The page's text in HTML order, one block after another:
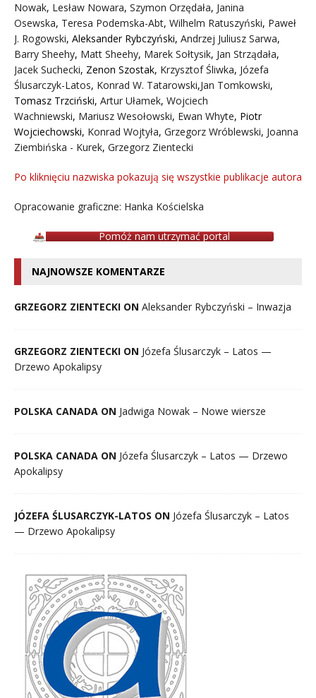
Nowak, Lesław Nowara, Szymon Orzędała, Janina
Osewska, Teresa Podemska-Abt, Wilhelm Ratuszyński, Paweł
J. Rogowski, Aleksander Rybczyński, Andrzej Juliusz Sarwa,
Barry Sheehy, Matt Sheehy, Marek Sołtysik, Jan Strządała,
Jacek Suchecki, Zenon Szostak, Krzysztof Śliwka, Józefa
Ślusarczyk-Latos, Konrad W. Tatarowski,Jan Tomkowski,
Tomasz Trzciński, Artur Ułamek, Wojciech
Wachniewski, Mariusz Wesołowski, Ewan Whyte, Piotr
Wojciechowski, Konrad Wojtyła, Grzegorz Wróblewski, Joanna
Ziembińska - Kurek, Grzegorz Zientecki
Po kliknięciu nazwiska pokazują się wszystkie publikacje autora
Opracowanie graficzne: Hanka Kościelska
Pomóż nam utrzymać portal
NAJNOWSZE KOMENTARZE
GRZEGORZ ZIENTECKI ON Aleksander Rybczyński – Inwazja
GRZEGORZ ZIENTECKI ON Józefa Ślusarczyk – Latos —
Drzewo Apokalipsy
POLSKA CANADA ON Jadwiga Nowak – Nowe wiersze
POLSKA CANADA ON Józefa Ślusarczyk – Latos — Drzewo
Apokalipsy
JÓZEFA ŚLUSARCZYK-LATOS ON Józefa Ślusarczyk – Latos
— Drzewo Apokalipsy